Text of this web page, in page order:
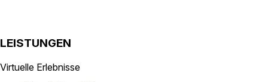
LEISTUNGEN
Virtuelle Erlebnisse